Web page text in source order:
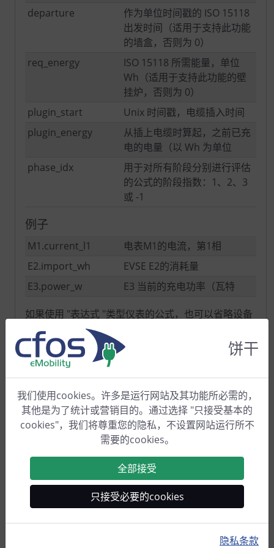
departure
作为单位时间戳的 ISO 15118
出发时间（适用于支持此功能
的墙盒，否则为 0）
req_energy
ISO 15118 所需能量，单位
Wh（适用于支持此功能的壁
挂炉，否则为 0）
plugin_start
Unix 时间戳，电缆插入时间
plugin_energy
从插上电缆时算起，之前已充
电的电量（以 Wh 为单位
phase_idx
用于对所有阶段分别进行评估
的公式的阶段指数：1、2、3
或 -1
例子
M1.current_l1
电表M1的电流，第1相
E2.import_wh
EVSE E2的消耗量
E3.power_w
E3 当前的充电功率（瓦特
如果使用 "表达式 "类型仪表的公式，也可以省略设备
ID。这样，字段名称就与该仪表相关，例如
"power_w "就是该仪表的功率（单位：瓦）。通过
"dt "可以实现一些扩展功能，例如在 "Expression "类
作为 "import_wh "的计算公式：import_wh +
M1.power_w * dt / 3600根据过去更新时间内的
电量更新来源能量
作为 "power_w "的计算公式
- dt) + M1. power_w * dt）/ 20可以平滑过去
饼干
我们使用cookies。许多是运行网站及其功能所必需的，
其他是为了统计或营销目的。通过选择 "只接受基本的
cookies"，我们将尊重您的隐私，不设置网站运行所不
需要的cookies。
全部接受
只接受必要的cookies
隐私条款